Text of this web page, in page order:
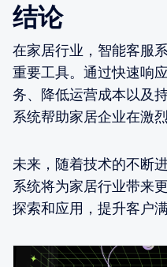
结论
在家居行业，智能客服
重要工具。通过快速响
务、降低运营成本以及
系统帮助家居企业在激
未来，随着技术的不断
系统将为家居行业带来
探索和应用，提升客户